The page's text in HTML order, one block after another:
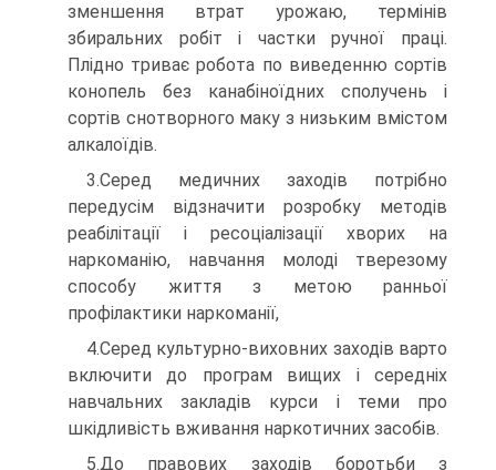
зменшення втрат урожаю, термінів
збиральних робіт і частки ручної праці.
Плідно триває робота по виведенню сортів
конопель без канабіноїдних сполучень і
сортів снотворного маку з низьким вмістом
алкалоїдів.
3.Серед медичних заходів потрібно
передусім відзначити розробку методів
реабілітації і ресоціалізації хворих на
наркоманію, навчання молоді тверезому
способу життя з метою ранньої
профілактики наркоманії,
4.Серед культурно-виховних заходів варто
включити до програм вищих і середніх
навчальних закладів курси і теми про
шкідливість вживання наркотичних засобів.
5.До правових заходів боротьби з